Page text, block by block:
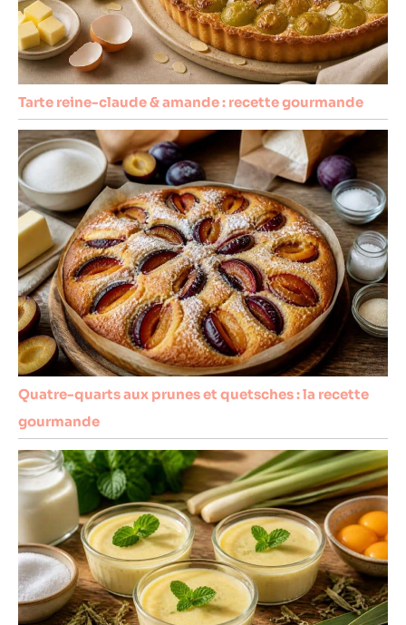
Tarte reine-claude & amande : recette gourmande
Quatre-quarts aux prunes et quetsches : la recette
gourmande